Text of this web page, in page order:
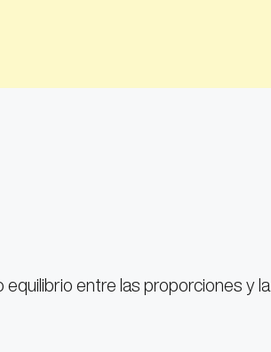
entre las proporciones y la